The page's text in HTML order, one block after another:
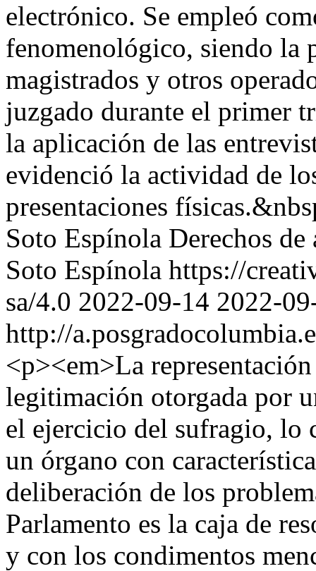
electrónico. Se empleó
fenomenológico, siendo la
magistrados y otros
juzgado durante el primer
la aplicación de las
evidenció la actividad de
presentaciones
Soto Espínola Derechos
Soto Espínola https://
sa/4.0 2022-09-14 2022-
http://
<p><em>La
legitimación otorgada por
el ejercicio del sufragio, lo
un órgano con
deliberación de los
Parlamento es la caja de
y con los condimentos